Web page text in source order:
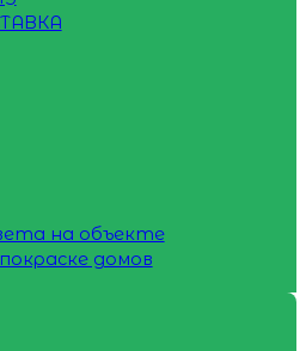
на объекте
домов